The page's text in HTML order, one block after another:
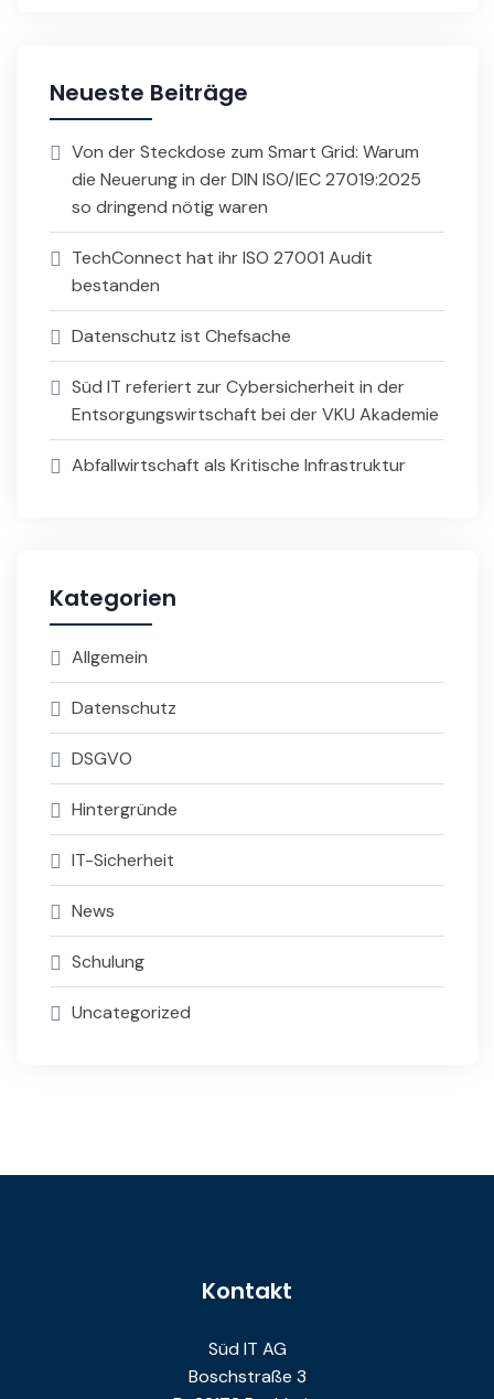
Neueste Beiträge
Von der Steckdose zum Smart Grid: Warum
die Neuerung in der DIN ISO/IEC 27019:2025
so dringend nötig waren
TechConnect hat ihr ISO 27001 Audit
bestanden
Datenschutz ist Chefsache
Süd IT referiert zur Cybersicherheit in der
Entsorgungswirtschaft bei der VKU Akademie
Abfallwirtschaft als Kritische Infrastruktur
Kategorien
Allgemein
Datenschutz
DSGVO
Hintergründe
IT-Sicherheit
News
Schulung
Uncategorized
Kontakt
Süd IT AG
Boschstraße 3